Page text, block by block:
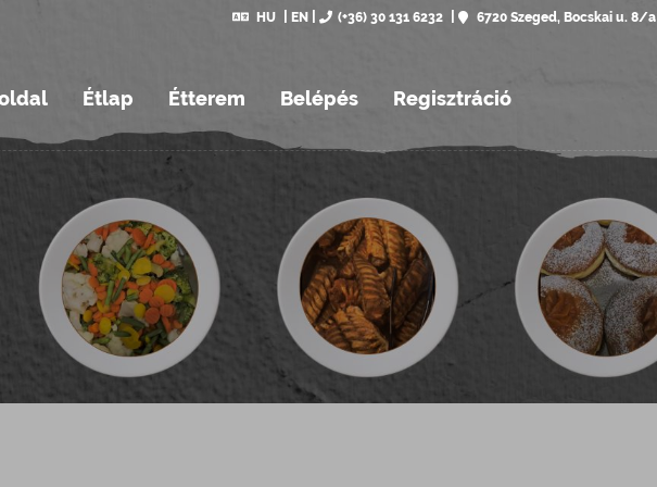
HU EN (+36) 30 131 6232 6720 Szeged, Bocskai u. 8/a
Étlap Étterem Belépés Regisztráció